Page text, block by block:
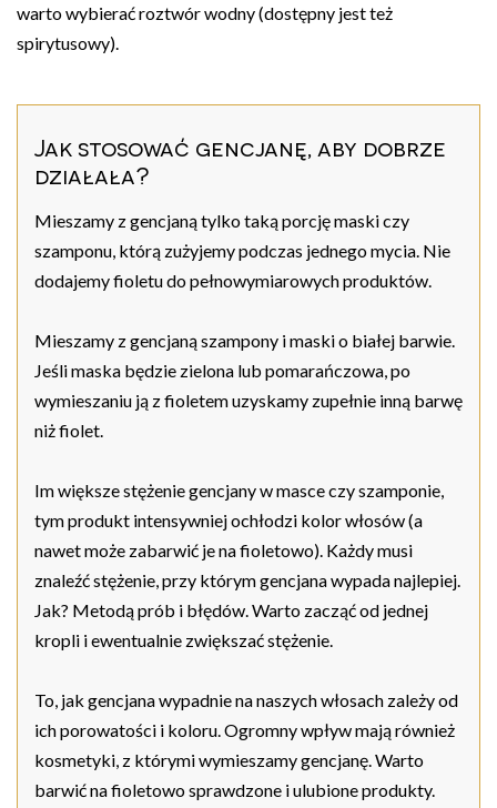
warto wybierać roztwór wodny (dostępny jest też
spirytusowy).
Jak stosować gencjanę, aby dobrze
działała?
Mieszamy z gencjaną tylko taką porcję maski czy
szamponu, którą zużyjemy podczas jednego mycia. Nie
dodajemy fioletu do pełnowymiarowych produktów.
Mieszamy z gencjaną szampony i maski o białej barwie.
Jeśli maska będzie zielona lub pomarańczowa, po
wymieszaniu ją z fioletem uzyskamy zupełnie inną barwę
niż fiolet.
Im większe stężenie gencjany w masce czy szamponie,
tym produkt intensywniej ochłodzi kolor włosów (a
nawet może zabarwić je na fioletowo). Każdy musi
znaleźć stężenie, przy którym gencjana wypada najlepiej.
Jak? Metodą prób i błędów. Warto zacząć od jednej
kropli i ewentualnie zwiększać stężenie.
To, jak gencjana wypadnie na naszych włosach zależy od
ich porowatości i koloru. Ogromny wpływ mają również
kosmetyki, z którymi wymieszamy gencjanę. Warto
barwić na fioletowo sprawdzone i ulubione produkty.